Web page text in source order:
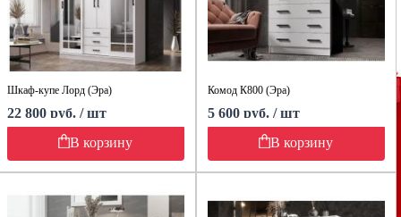
Шкаф-купе Лорд (Эра)
22 800 руб. / шт
В корзину
Комод К800 (Эра)
5 600 руб. / шт
В корзину